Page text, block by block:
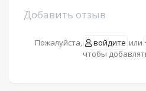
Добавить отзыв
Пожалуйста, войдите или
чтобы